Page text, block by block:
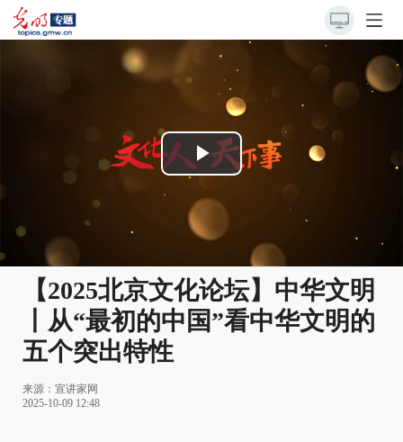
Play
Video
【2025北京文化论坛】中华文明
丨从“最初的中国”看中华文明的
五个突出特性
来源： 宣讲家网
2025-10-09 12:48